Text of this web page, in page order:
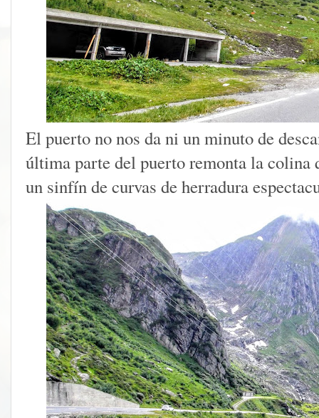
El puerto no nos da ni un minuto de
última parte del puerto remonta la colina
un sinfín de curvas de herradura